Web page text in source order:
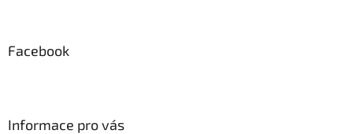
Facebook
Informace pro vás